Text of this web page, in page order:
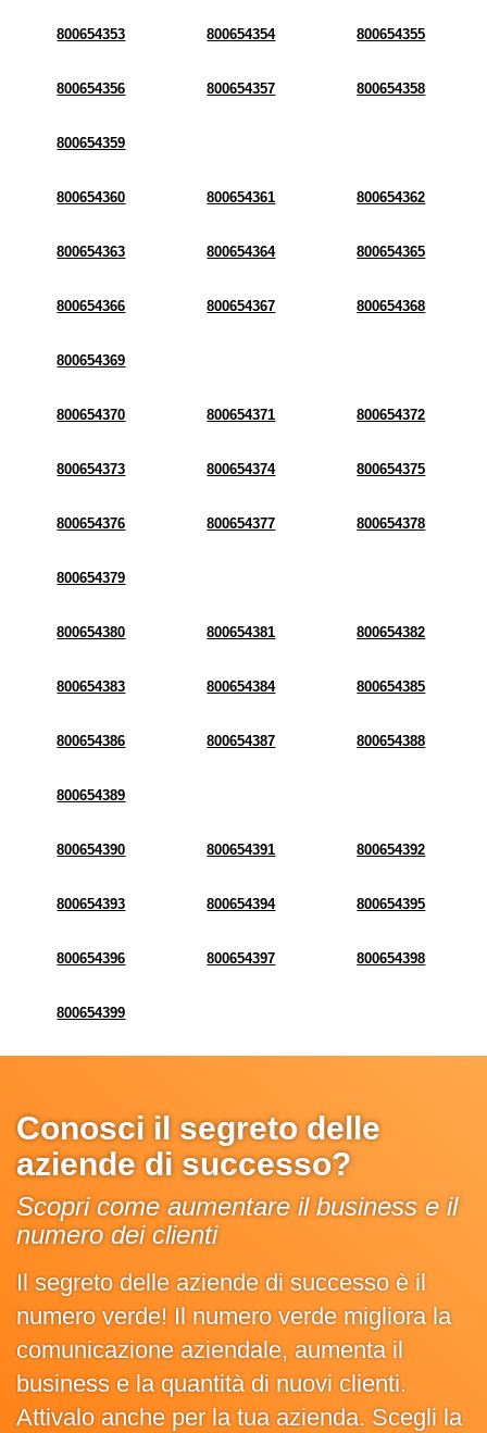
800654353 800654354 800654355
800654356 800654357 800654358
800654359
800654360 800654361 800654362
800654363 800654364 800654365
800654366 800654367 800654368
800654369
800654370 800654371 800654372
800654373 800654374 800654375
800654376 800654377 800654378
800654379
800654380 800654381 800654382
800654383 800654384 800654385
800654386 800654387 800654388
800654389
800654390 800654391 800654392
800654393 800654394 800654395
800654396 800654397 800654398
800654399
Conosci il segreto delle
aziende di successo?
Scopri come aumentare il business e il
numero dei clienti
Il segreto delle aziende di successo è il
numero verde! Il numero verde migliora la
comunicazione aziendale, aumenta il
business e la quantità di nuovi clienti.
Attivalo anche per la tua azienda. Scegli la